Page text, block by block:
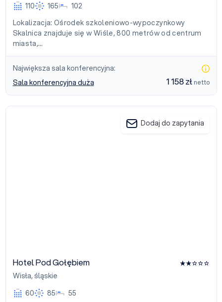
110
165
102
Lokalizacja: Ośrodek szkoleniowo-wypoczynkowy
Skalnica znajduje się w Wiśle, 800 metrów od centrum
miasta,…
Największa sala konferencyjna:
Sala konferencyjna duża
1 158 zł netto
Dodaj do zapytania
Hotel Pod Gołębiem
Wisła, śląskie
60
85
55